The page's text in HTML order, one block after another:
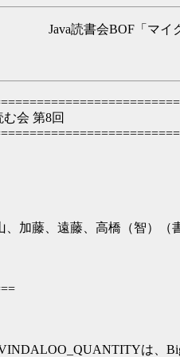
Java読書会BOF「マ
会 第8回
加藤、遠藤、高橋（智）（
は、